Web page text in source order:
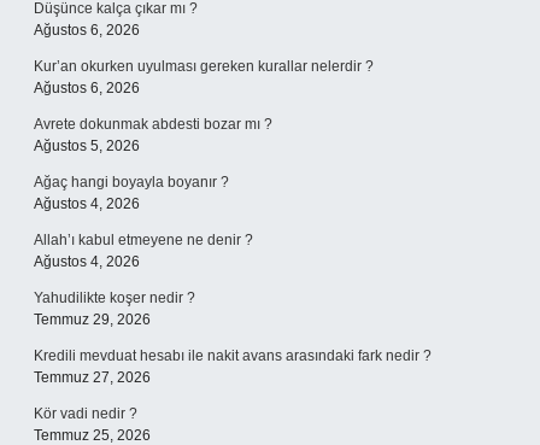
Düşünce kalça çıkar mı ?
Ağustos 6, 2026
Kur’an okurken uyulması gereken kurallar nelerdir ?
Ağustos 6, 2026
Avrete dokunmak abdesti bozar mı ?
Ağustos 5, 2026
Ağaç hangi boyayla boyanır ?
Ağustos 4, 2026
Allah’ı kabul etmeyene ne denir ?
Ağustos 4, 2026
Yahudilikte koşer nedir ?
Temmuz 29, 2026
Kredili mevduat hesabı ile nakit avans arasındaki fark nedir ?
Temmuz 27, 2026
Kör vadi nedir ?
Temmuz 25, 2026